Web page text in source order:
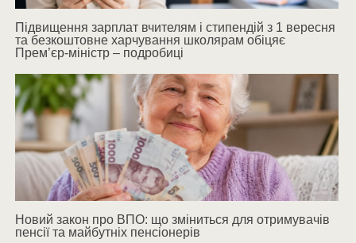
Підвищення зарплат вчителям і стипендій з 1 вересня
та безкоштовне харчування школярам обіцяє
Прем’єр-міністр – подробиці
Новий закон про ВПО: що зміниться для отримувачів
пенсії та майбутніх пенсіонерів